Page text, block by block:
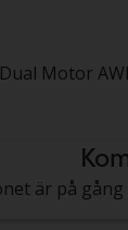
Motor
är på gång